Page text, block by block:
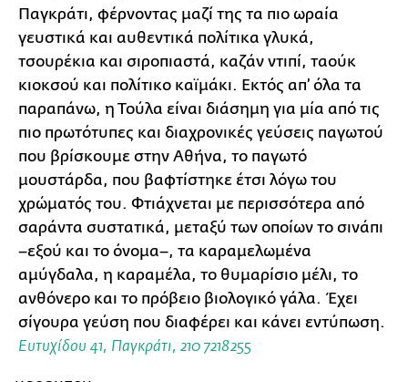
Παγκράτι, φέρνοντας μαζί της τα πιο ωραία
γευστικά και αυθεντικά πολίτικα γλυκά,
τσουρέκια και σιροπιαστά, καζάν ντιπί, ταούκ
κιοκσού και πολίτικο καϊμάκι. Εκτός απ’ όλα τα
παραπάνω, η Τούλα είναι διάσημη για μία από τις
πιο πρωτότυπες και διαχρονικές γεύσεις παγωτού
που βρίσκουμε στην Αθήνα, το παγωτό
μουστάρδα, που βαφτίστηκε έτσι λόγω του
χρώματός του. Φτιάχνεται με περισσότερα από
σαράντα συστατικά, μεταξύ των οποίων το σινάπι
–εξού και το όνομα–, τα καραμελωμένα
αμύγδαλα, η καραμέλα, το θυμαρίσιο μέλι, το
ανθόνερο και το πρόβειο βιολογικό γάλα. Έχει
σίγουρα γεύση που διαφέρει και κάνει εντύπωση.
Ευτυχίδου 41, Παγκράτι, 210 7218255